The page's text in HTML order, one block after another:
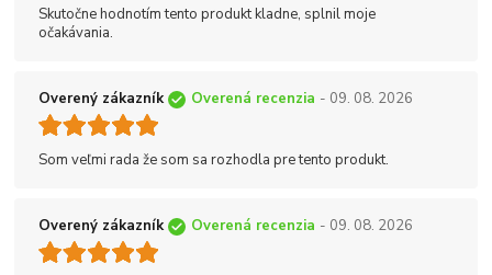
Skutočne hodnotím tento produkt kladne, splnil moje
očakávania.
Overený zákazník Overená recenzia - 09. 08. 2026
Som veľmi rada že som sa rozhodla pre tento produkt.
Overený zákazník Overená recenzia - 09. 08. 2026